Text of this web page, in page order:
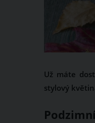
Už máte
stylový